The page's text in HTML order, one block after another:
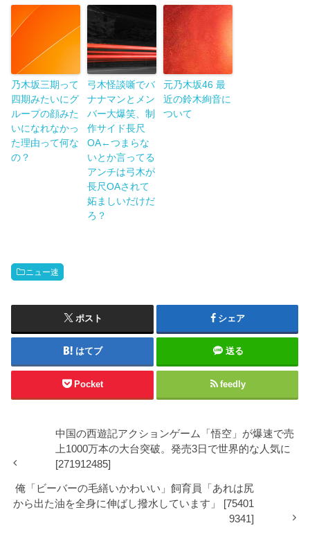
乃木坂三期って
四期みたいにグ
ループの顔みた
いになれなかっ
た理由って何な
の？
弓木怪談噺でバ
ナナマンとメン
バー大爆笑、制
作サイド長尺
OA←つまらな
いとか言ってる
アンチは弓木が
長尺OAされて
妬ましいだけだ
ろ？
元乃木坂46 最
近の鈴木絢音に
ついて
ニュー速
ポスト シェア
はてブ 送る
Pocket feedly
中国の西遊記アクションゲーム「悟空」が爆速で売
上1000万本の大台突破。発売3日で世界的な人気に
[271912485]
俺「ビーバーの毛繕いかわいい」飼育員「あれは尻
から出た油を全身に伸ばし撥水しています」 [75401
9341]